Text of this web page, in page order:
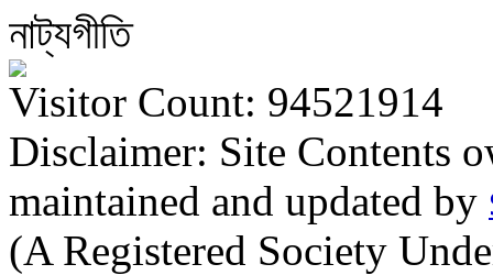
নাট্যগীতি
Visitor Count: 94521914
Disclaimer: Site Contents
maintained and updated by
(A Registered Society